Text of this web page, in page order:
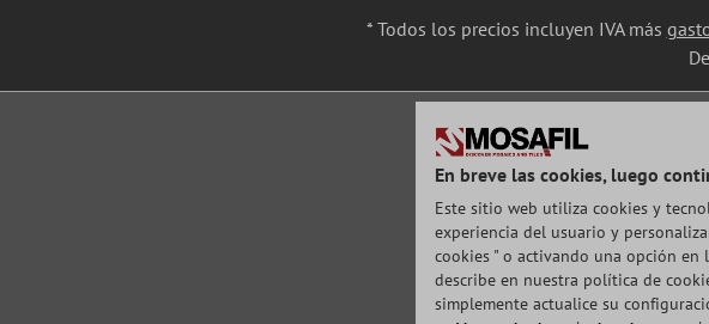
* Todos los precios incluyen IVA más
En breve las cookies, luego
Este sitio web utiliza cookies y
experiencia del usuario y
cookies " o activando una opción en
describe en nuestra política de
simplemente actualice su